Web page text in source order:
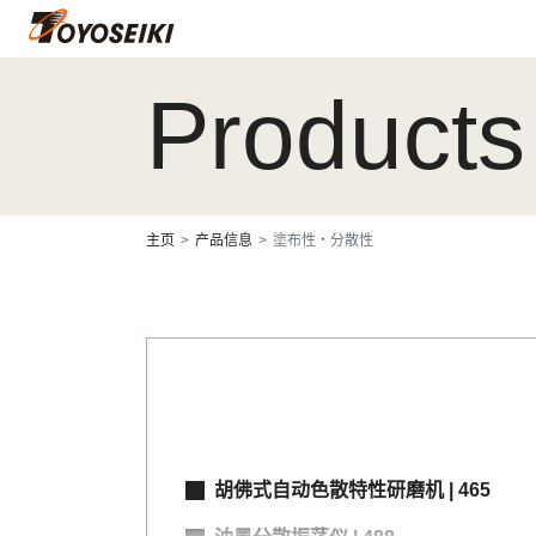
Products
主页 产品信息 塗布性・分散性
胡佛式自动色散特性研磨机 | 465